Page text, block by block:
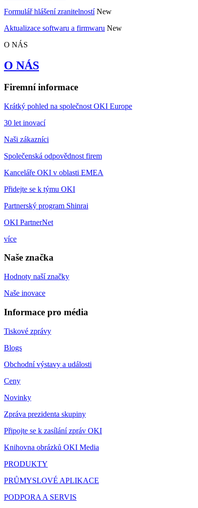
Formulář hlášení zranitelností New
Aktualizace softwaru a firmwaru New
O NÁS
O NÁS
Firemní informace
Krátký pohled na společnost OKI Europe
30 let inovací
Naši zákazníci
Společenská odpovědnost firem
Kanceláře OKI v oblasti EMEA
Přidejte se k týmu OKI
Partnerský program Shinrai
OKI PartnerNet
více
Naše značka
Hodnoty naší značky
Naše inovace
Informace pro média
Tiskové zprávy
Blogs
Obchodní výstavy a události
Ceny
Novinky
Zpráva prezidenta skupiny
Připojte se k zasílání zpráv OKI
Knihovna obrázků OKI Media
PRODUKTY
PRŮMYSLOVÉ APLIKACE
PODPORA A SERVIS